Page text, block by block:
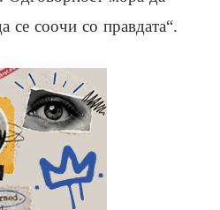
се соочи со правдата“.